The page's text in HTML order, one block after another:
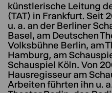
künstlerische Leitung
(TAT) in Frankfurt. Seit
u. a. an der Berliner
Basel, am Deutschen
Volksbühne Berlin, am
Hamburg, am
Schauspiel Köln. Von
Hausregisseur am
Arbeiten führten ihn u.